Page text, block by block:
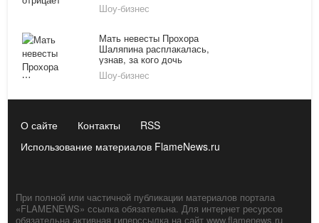
Шоу-бизнес
Мать невесты Прохора
Шаляпина расплакалась,
узнав, за кого дочь
выходит замуж
Шоу-бизнес
О сайте Контакты
RSS
Использование материалов FlameNews.ru
При полной или частичной публикации материалов портала
«FLAMENEWS» ссылка обязательна. Для интернет ресурсов
обязательна активная гиперссылка на сайт www.flamenews.ru